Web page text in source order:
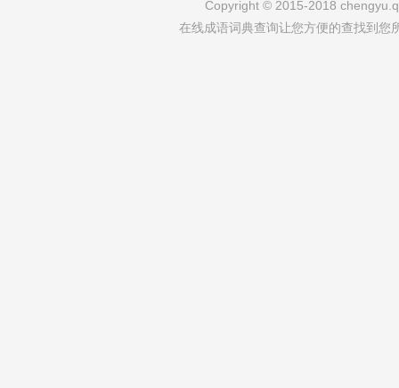
Copyright © 2015-2018
在线成语词典查询让您方便的查找到您